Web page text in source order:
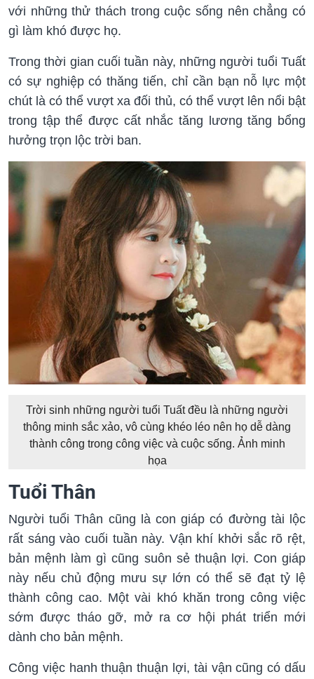
với những thử thách trong cuộc sống nên chẳng có
gì làm khó được họ.
Trong thời gian cuối tuần này, những người tuổi Tuất
có sự nghiệp có thăng tiến, chỉ cần bạn nỗ lực một
chút là có thể vượt xa đối thủ, có thể vượt lên nổi bật
trong tập thể được cất nhắc tăng lương tăng bổng
hưởng trọn lộc trời ban.
Trời sinh những người tuổi Tuất đều là những người
thông minh sắc xảo, vô cùng khéo léo nên họ dễ dàng
thành công trong công việc và cuộc sống. Ảnh minh
họa
Tuổi Thân
Người tuổi Thân cũng là con giáp có đường tài lộc
rất sáng vào cuối tuần này. Vận khí khởi sắc rõ rệt,
bản mệnh làm gì cũng suôn sẻ thuận lợi. Con giáp
này nếu chủ động mưu sự lớn có thể sẽ đạt tỷ lệ
thành công cao. Một vài khó khăn trong công việc
sớm được tháo gỡ, mở ra cơ hội phát triển mới
dành cho bản mệnh.
Công việc hanh thuận thuận lợi, tài vận cũng có dấu